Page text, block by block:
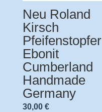
Neu Roland
Kirsch
Pfeifenstopfer
Ebonit
Cumberland
Handmade
Germany
30,00 €